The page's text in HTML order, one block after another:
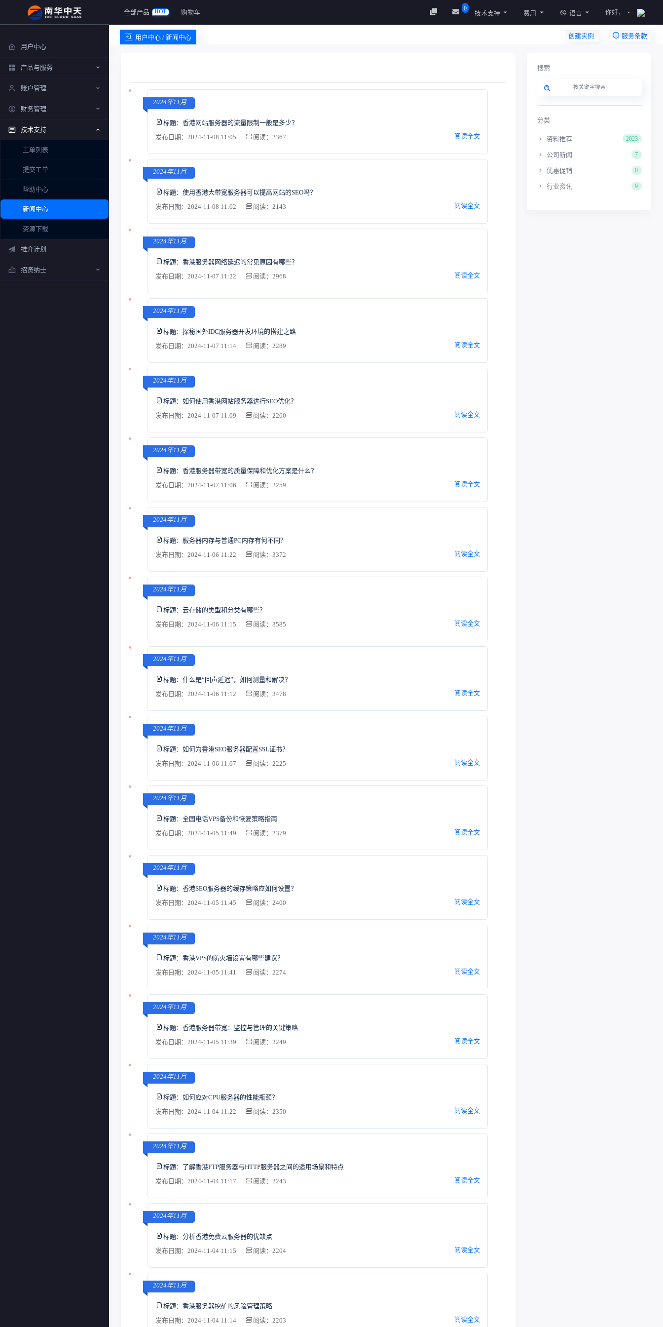
全部产品 HOT 购物车 0
技术支持 费用 语言 你好，
用户中心 / 新闻中心 创建实例
服务条款
用户中心
产品与服务
账户管理
财务管理
技术支持
工单列表
提交工单
帮助中心
新闻中心
资源下载
推介计划
招贤纳士
2024年11月
标题： 香港网站服务器的流量限制一般是多少？
发布日期：2024-11-08 11:05
阅读：2367 阅读全文
2024年11月
标题： 使用香港大带宽服务器可以提高网站的SEO吗？
发布日期：2024-11-08 11:02
阅读：2143 阅读全文
2024年11月
标题： 香港服务器网络延迟的常见原因有哪些？
发布日期：2024-11-07 11:22
阅读：2968 阅读全文
2024年11月
标题： 探秘国外IDC服务器开发环境的搭建之路
发布日期：2024-11-07 11:14
阅读：2289 阅读全文
2024年11月
标题： 如何使用香港网站服务器进行SEO优化？
发布日期：2024-11-07 11:09
阅读：2260 阅读全文
2024年11月
标题： 香港服务器带宽的质量保障和优化方案是什么？
发布日期：2024-11-07 11:06
阅读：2259 阅读全文
2024年11月
标题： 服务器内存与普通PC内存有何不同？
发布日期：2024-11-06 11:22
阅读：3372 阅读全文
2024年11月
标题： 云存储的类型和分类有哪些？
发布日期：2024-11-06 11:15
阅读：3585 阅读全文
2024年11月
标题： 什么是“回声延迟”，如何测量和解决？
发布日期：2024-11-06 11:12
阅读：3478 阅读全文
2024年11月
标题： 如何为香港SEO服务器配置SSL证书？
发布日期：2024-11-06 11:07
阅读：2225 阅读全文
2024年11月
标题： 全国电话VPS备份和恢复策略指南
发布日期：2024-11-05 11:49
阅读：2379 阅读全文
2024年11月
标题： 香港SEO服务器的缓存策略应如何设置？
发布日期：2024-11-05 11:45
阅读：2400 阅读全文
2024年11月
标题： 香港VPS的防火墙设置有哪些建议？
发布日期：2024-11-05 11:41
阅读：2274 阅读全文
2024年11月
标题： 香港服务器带宽：监控与管理的关键策略
发布日期：2024-11-05 11:39
阅读：2249 阅读全文
2024年11月
标题： 如何应对CPU服务器的性能瓶颈？
发布日期：2024-11-04 11:22
阅读：2350 阅读全文
2024年11月
标题： 了解香港FTP服务器与HTTP服务器之间的适用场景和特点
发布日期：2024-11-04 11:17
阅读：2243 阅读全文
2024年11月
标题： 分析香港免费云服务器的优缺点
发布日期：2024-11-04 11:15
阅读：2204 阅读全文
2024年11月
标题： 香港服务器挖矿的风险管理策略
发布日期：2024-11-04 11:14
阅读：2203 阅读全文
搜索
分类
资料推荐 2023
公司新闻 7
优惠促销 0
行业资讯 9